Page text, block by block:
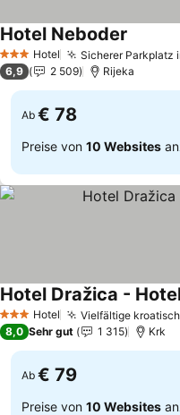
3 SterneHotel Sicherer Parkplatz
Hotel Neboder
6,9 2 509 Rijeka
Ab € 78
Preise von 10 Websites
3 SterneHotel Vielfältige
Hotel Dražica -
8,0 Sehr gut 1 315 Krk
Ab € 79
Preise von 10 Websites